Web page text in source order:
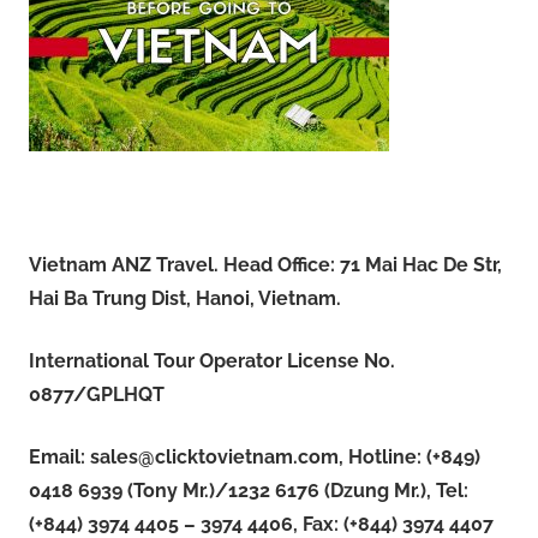
Vietnam ANZ Travel. Head Office: 71 Mai Hac De Str,
Hai Ba Trung Dist, Hanoi, Vietnam.
International Tour Operator License No.
0877/GPLHQT
Email: sales@clicktovietnam.com, Hotline: (+849)
0418 6939 (Tony Mr.)/1232 6176 (Dzung Mr.), Tel:
(+844) 3974 4405 – 3974 4406, Fax: (+844) 3974 4407